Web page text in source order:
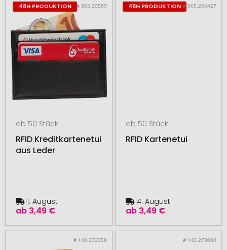
48H PRODUKTION # 365.20589
ab 50 Stück
RFID Kreditkartenetui
aus Leder
ab 3,49 €
11. August
48H PRODUKTION # 365.205427
ab 50 Stück
RFID Kartenetui
ab 3,49 €
14. August
# 140.272958 # 140.273004